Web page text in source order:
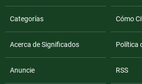
Categorías Cómo
Acerca de Significados Política
Anuncie RSS